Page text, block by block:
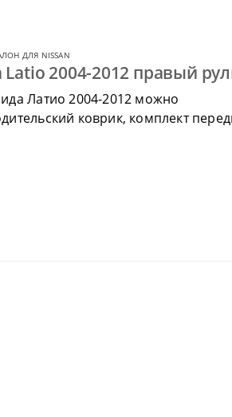
ДЛЯ NISSAN
2004-2012 правый
Латио 2004-2012 можно
коврик, комплект